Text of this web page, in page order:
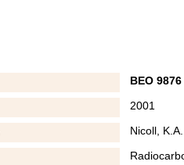
BEO 9876
2001
Nicoll, K.A.